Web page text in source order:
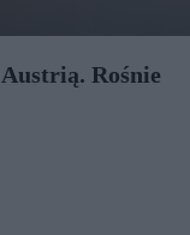
Rośnie